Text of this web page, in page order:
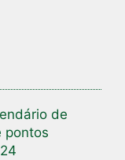
de
pontos